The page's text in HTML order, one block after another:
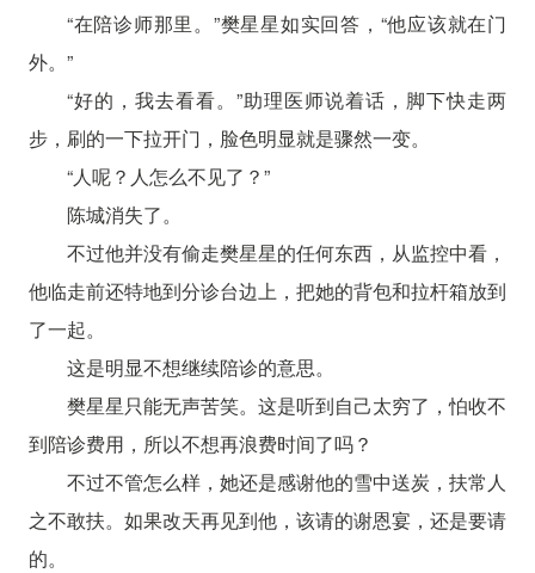
“在陪诊师那里。”樊星星如实回答，“他应该就在门
外。”
“好的，我去看看。”助理医师说着话，脚下快走两
步，刷的一下拉开门，脸色明显就是骤然一变。
“人呢？人怎么不见了？”
陈城消失了。
不过他并没有偷走樊星星的任何东西，从监控中看，
他临走前还特地到分诊台边上，把她的背包和拉杆箱放到
了一起。
这是明显不想继续陪诊的意思。
樊星星只能无声苦笑。这是听到自己太穷了，怕收不
到陪诊费用，所以不想再浪费时间了吗？
不过不管怎么样，她还是感谢他的雪中送炭，扶常人
之不敢扶。如果改天再见到他，该请的谢恩宴，还是要请
的。